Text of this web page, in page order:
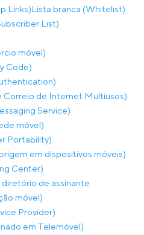
Links)Lista branca (Whitelist)
List)
móvel)
Code)
de Internet Multiusos)
Service)
móvel)
Portability)
em dispositivos móveis)
Center)
de assinante
móvel)
Provider)
em Telemóvel)